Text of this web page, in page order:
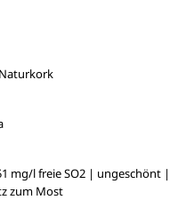
Naturkork
mg/l freie SO2 | ungeschönt |
zum Most